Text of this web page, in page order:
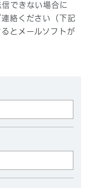
できない場合に
絡ください（下記
とメールソフトが